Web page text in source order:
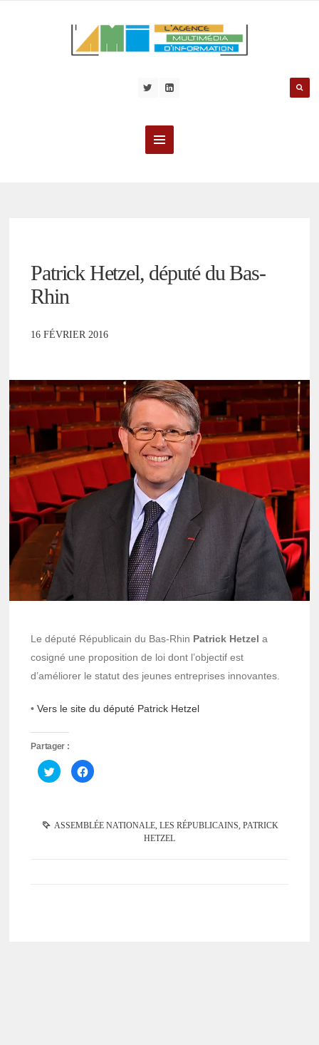
Patrick Hetzel, député du Bas-
Rhin
16 FÉVRIER 2016
Le député Républicain du Bas-Rhin Patrick Hetzel a
cosigné une proposition de loi dont l’objectif est
d’améliorer le statut des jeunes entreprises innovantes.
•Vers le site du député Patrick Hetzel
Partager :
Cliquez
pour
partager
une
nouvelle
Cliquez
pour
une
nouvelle
ASSEMBLÉE NATIONALE, LES RÉPUBLICAINS PATRICK
HETZEL